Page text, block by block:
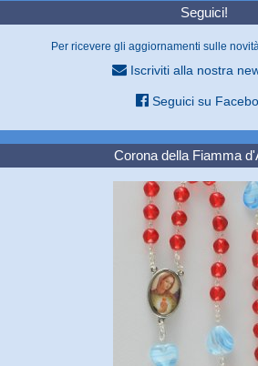
Seguici!
Per ricevere gli aggiornamenti sulle
Iscriviti alla nostra
Seguici su
Corona della Fiamma